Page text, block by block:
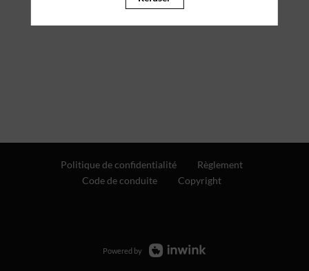
Politique de confidentialité
Règlement
Code de conduite
Copyright
Powered by